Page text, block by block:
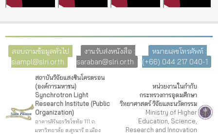
สอบถามข้อมูลทั่วไป :
siampl@slri.or.th
งานรับส่งหนังสือ :
saraban@slri.or.th
หมายเลขโทรศัพท์ :
(+66) 044 217 040-1
สถาบันวิจัยแสงซินโครตรอน
(องค์การมหาชน)
Synchrotron Light
Research Institute (Public
Organization)
อาคารสิรินธรวิชโชทัย 111 ถ.
มหาวิทยาลัย ต.สุรนารี อ.เมือง
หน่วยงานในกำกับ
กระทรวงการอุดมศึกษา
วิทยาศาสตร์ วิจัยและนวัตกรรม
Ministry of Higher
Education, Science,
Research and Innovation